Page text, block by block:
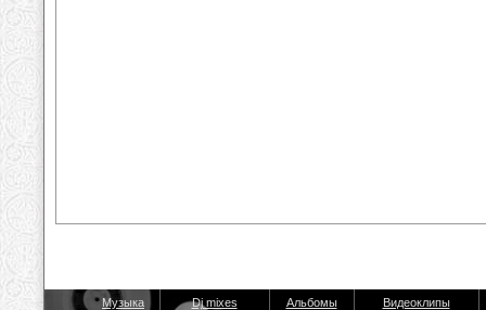
Музыка Dj mixes Альбомы
Видеоклипы